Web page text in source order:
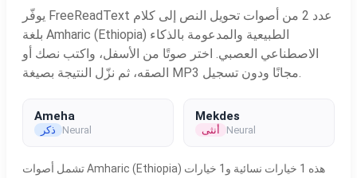
يوفّر FreeReadText عدد 2 من أصوات تحويل النص إلى كلام
بلغة Amharic (Ethiopia) الطبيعية والمدعومة بالذكاء
الاصطناعي العصبي. اختر صوتًا من الأسفل، واكتب نصك أو
الصقه، ثم نزّل النتيجة بصيغة MP3 مجانًا ودون تسجيل.
Ameha
ذكر Neural
Mekdes
أنثى Neural
تشمل أصوات Amharic (Ethiopia) هذه 1 خيارات نسائية و1 خيارات